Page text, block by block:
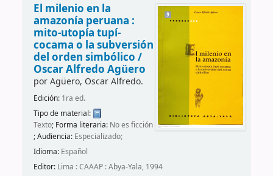
El milenio en la
amazonía peruana :
mito-utopía tupí-
cocama o la subversión
del orden simbólico /
Oscar Alfredo Agüero
porAgüero, Oscar Alfredo.
Edición: 1ra ed.
Tipo de material:
Texto; Forma literaria: No es ficción
; Audiencia: Especializado;
Idioma: Español
Editor: Lima : CAAAP : Abya-Yala, 1994